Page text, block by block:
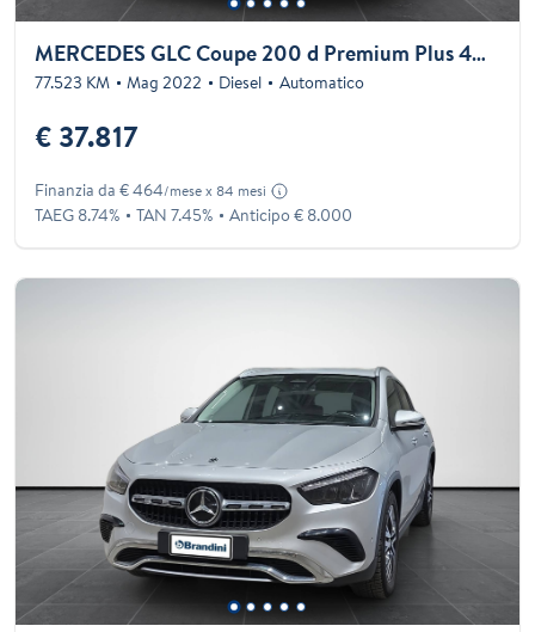
MERCEDES GLC Coupe 200 d Premium Plus 4matic auto
77.523 KM Mag 2022 Diesel Automatico
€ 37.817
Finanzia da € 464/mese x 84 mesi
TAEG 8.74% TAN 7.45% Anticipo € 8.000